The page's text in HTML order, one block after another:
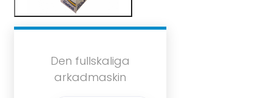
Den fullskaliga
arkadmaskin